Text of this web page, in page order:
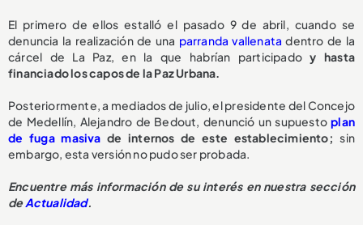
El primero de ellos estalló el pasado 9 de abril, cuando se
denuncia la realización de una parranda vallenatadentro de la
cárcel de La Paz, en la que habrían participadoy hasta
financiado los capos de la Paz Urbana.
Posteriormente, a mediados de julio, el presidente del Concejo
de Medellín, Alejandro de Bedout, denunció un supuesto plan
de fuga masivade internos de este establecimiento;sin
embargo, esta versión no pudo ser probada.
Encuentre más información de su interés en nuestra sección
deActualidad.